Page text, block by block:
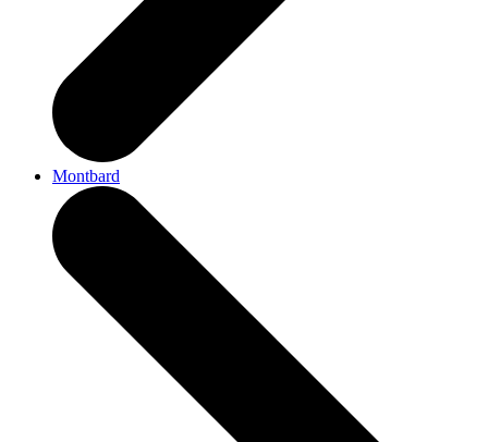
Montbard